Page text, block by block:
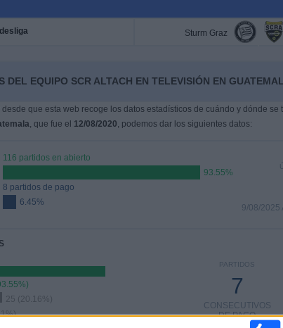
Sturm Graz
DEL EQUIPO SCR ALTACH EN TELEVISIÓN EN
desde que esta web recoge los datos estadísticos de cuándo y dónde se
, que fue el 12/08/2020, podemos dar los siguientes datos:
116 partidos en abierto
93.55%
8 partidos de pago
6.45%
9/08/2025
25 (20.16%)
PARTIDOS
7
CONSECUTIVOS
DE PAGO